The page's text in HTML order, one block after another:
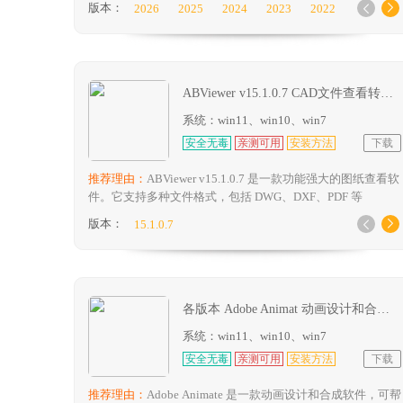
规程、解决冲突，并在开始之前规划项目，从而更好地控制
版本： 2026 2025 2024 2023
2022
 
ABViewer v15.1.0.7 CAD文件查看转换工具中文便携版
系统：win11、win10、win7
安全无毒 亲测可用 安装方法 下载
推荐理由： ABViewer v15.1.0.7 是一款功能强大的图纸查看软
件。它支持多种文件格式，包括 DWG、DXF、PDF 等
版本：
15.1.0.7  
各版本 Adobe Animat 动画设计和合成软件软件包下载及安装教程
系统：win11、win10、win7
安全无毒 亲测可用 安装方法 下载
推荐理由： Adobe Animate 是一款动画设计和合成软件，可帮